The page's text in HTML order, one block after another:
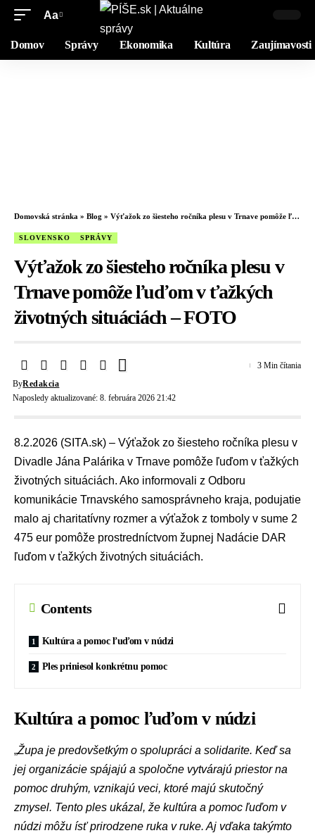
Aa
Domov Správy Ekonomika Kultúra Zaujímavosti
Domovská stránka » Blog » Výťažok zo šiesteho ročníka plesu v Trnave pomôže ľuďom v ťažkých životných situáciách – FOTO
SLOVENSKO SPRÁVY
Výťažok zo šiesteho ročníka plesu v
Trnave pomôže ľuďom v ťažkých
životných situáciách – FOTO
Naposledy aktualizované: 8. februára 2026 21:42
ByRedakcia
3 Min čítania
8.2.2026 (SITA.sk) – Výťažok zo šiesteho ročníka plesu v
Divadle Jána Palárika v Trnave pomôže ľuďom v ťažkých
životných situáciách. Ako informovali z Odboru
komunikácie Trnavského samosprávneho kraja, podujatie
malo aj charitatívny rozmer a výťažok z tomboly v sume 2
475 eur pomôže prostredníctvom župnej Nadácie DAR
ľuďom v ťažkých životných situáciách.
Contents
Kultúra a pomoc ľuďom v núdzi
Ples priniesol konkrétnu pomoc
Kultúra a pomoc ľuďom v núdzi
„Župa je predovšetkým o spolupráci a solidarite. Keď sa
jej organizácie spájajú a spoločne vytvárajú priestor na
pomoc druhým, vznikajú veci, ktoré majú skutočný
zmysel. Tento ples ukázal, že kultúra a pomoc ľuďom v
núdzi môžu ísť prirodzene ruka v ruke. Aj vďaka takýmto